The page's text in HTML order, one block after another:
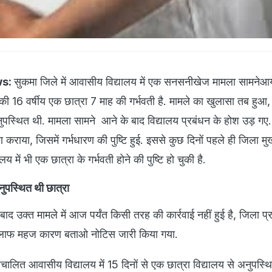
सुकमा जिले में आवासीय विद्यालय में एक सनसनीखेज मामला
16 वर्षीय एक छात्रा 7 माह की गर्भवती है. मामले का खुलासा तब
थी. मामला सामने आने के बाद विद्यालय प्रबंधन के होश उड़
कराया, जिसमें गर्भधारण की पुष्टि हुई. इससे कुछ दिनों पहले ही जिला
में भी एक छात्रा के गर्भवती होने की पुष्टि हो चुकी है.
थी छात्रा
उक्त मामले में आज पर्यंत किसी तरह की कार्रवाई नहीं हुई है, जिला
महज कारण बताओ नोटिस जारी किया गया.
आवासीय विद्यालय में 15 दिनों से एक छात्रा विद्यालय से